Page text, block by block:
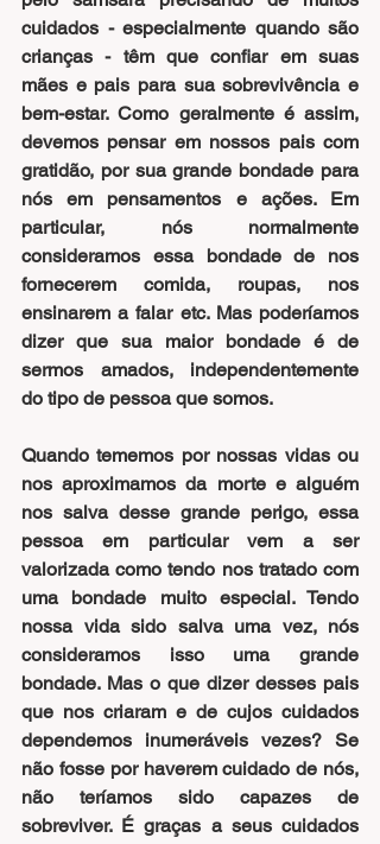
cuidados - especialmente quando são
crianças - têm que confiar em suas
mães e pais para sua sobrevivência e
bem-estar. Como geralmente é assim,
devemos pensar em nossos pais com
gratidão, por sua grande bondade para
nós em pensamentos e ações. Em
particular, nós normalmente
consideramos essa bondade de nos
fornecerem comida, roupas, nos
ensinarem a falar etc. Mas poderíamos
dizer que sua maior bondade é de
sermos amados, independentemente
do tipo de pessoa que somos.
Quando tememos por nossas vidas ou
nos aproximamos da morte e alguém
nos salva desse grande perigo, essa
pessoa em particular vem a ser
valorizada como tendo nos tratado com
uma bondade muito especial. Tendo
nossa vida sido salva uma vez, nós
consideramos isso uma grande
bondade. Mas o que dizer desses pais
que nos criaram e de cujos cuidados
dependemos inumeráveis vezes? Se
não fosse por haverem cuidado de nós,
não teríamos sido capazes de
sobreviver. É graças a seus cuidados